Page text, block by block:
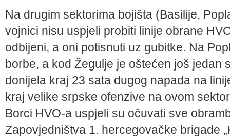
Na drugim sektorima bojišta (Basilije,
vojnici nisu uspjeli probiti linije obrane
odbijeni, a oni potisnuti uz gubitke. Na
borbe, a kod Žegulje je oštećen još jedan
donijela kraj 23 sata dugog napada na
kraj velike srpske ofenzive na ovom
Borci HVO-a uspjeli su očuvati sve
Zapovjedništva 1. hercegovačke brigade